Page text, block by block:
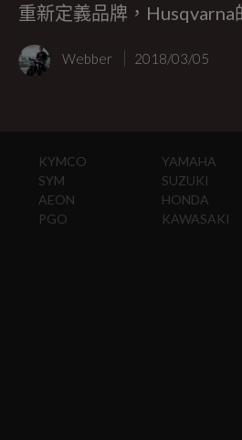
重新定義品牌，Husqvarna
Webber 2018/03/05
KYMCO
SYM
AEON
PGO
YAMAHA
SUZUKI
HONDA
KAWASAKI